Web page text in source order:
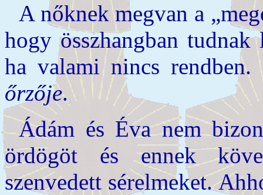
A nőknek megvan a
hogy összhangban
ha valami nincs
őrzője.
Ádám és Éva nem
ördögöt és ennek
szenvedett sérelmeket.